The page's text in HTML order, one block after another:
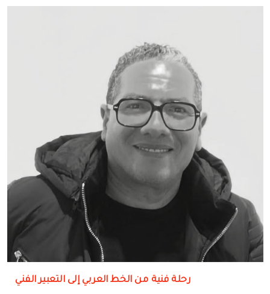
رحلة فنية من الخط العربي إلى التعبير الفني